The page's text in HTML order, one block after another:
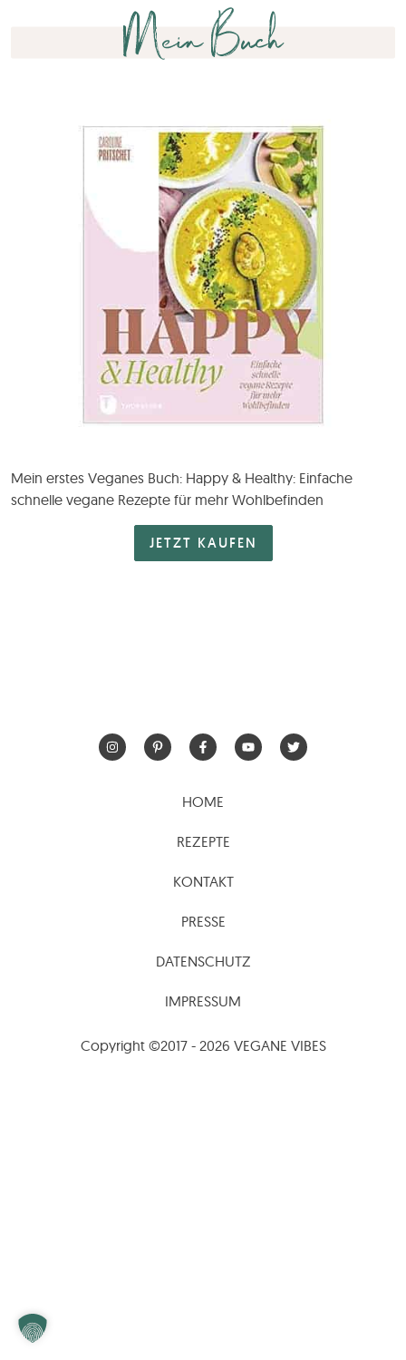
Mein Buch
Mein erstes Veganes Buch: Happy & Healthy: Einfache
schnelle vegane Rezepte für mehr Wohlbefinden
JETZT KAUFEN
HOME
REZEPTE
KONTAKT
PRESSE
DATENSCHUTZ
IMPRESSUM
Copyright ©2017 - 2026 VEGANE VIBES